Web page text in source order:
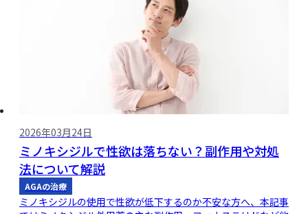
2026年03月24日
ミノキシジルで性欲は落ちない？副作用や対処
法について解説
AGAの治療
ミノキシジルの使用で性欲が低下するのか不安な方へ、本記事